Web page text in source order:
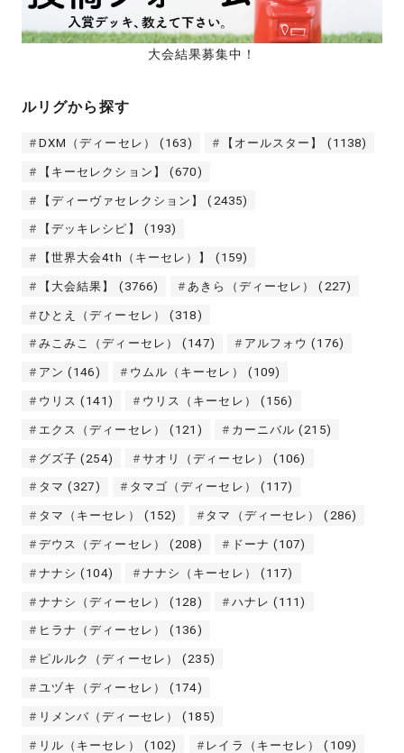
大会結果募集中！
ルリグから探す
DXM（ディーセレ） (163) 【オールスター】 (1138)
【キーセレクション】 (670)
【ディーヴァセレクション】 (2435)
【デッキレシピ】 (193)
【世界大会4th（キーセレ）】 (159)
【大会結果】 (3766) あきら（ディーセレ） (227)
ひとえ（ディーセレ） (318)
みこみこ（ディーセレ） (147) アルフォウ (176)
アン (146) ウムル（キーセレ） (109)
ウリス (141) ウリス（キーセレ） (156)
エクス（ディーセレ） (121) カーニバル (215)
グズ子 (254) サオリ（ディーセレ） (106)
タマ (327) タマゴ（ディーセレ） (117)
タマ（キーセレ） (152) タマ（ディーセレ） (286)
デウス（ディーセレ） (208) ドーナ (107)
ナナシ (104) ナナシ（キーセレ） (117)
ナナシ（ディーセレ） (128) ハナレ (111)
ヒラナ（ディーセレ） (136)
ピルルク（ディーセレ） (235)
ユヅキ（ディーセレ） (174)
リメンバ（ディーセレ） (185)
リル（キーセレ） (102) レイラ（キーセレ） (109)